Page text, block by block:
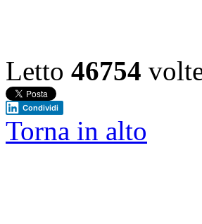
Letto 46754
Condividi
Torna in alto